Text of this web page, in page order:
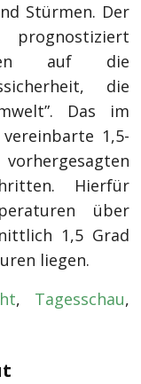
Stürmen. Der
auf die
die
Das im
1,5-
Hierfür
über
1,5 Grad
liegen.
, Tagesschau,